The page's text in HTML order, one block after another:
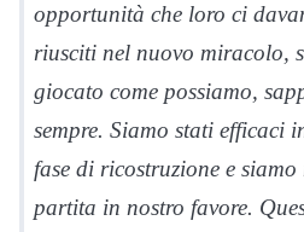
opportunità che loro ci
riusciti nel nuovo miracolo,
giocato come possiamo,
sempre. Siamo stati efficaci
fase di ricostruzione e
partita in nostro favore.